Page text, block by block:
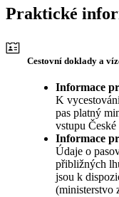
Praktické
Cestovní doklady a
Informace
K
pas platný
vstupu
Informace
Údaje o
přibližných
jsou k
(ministerstvo